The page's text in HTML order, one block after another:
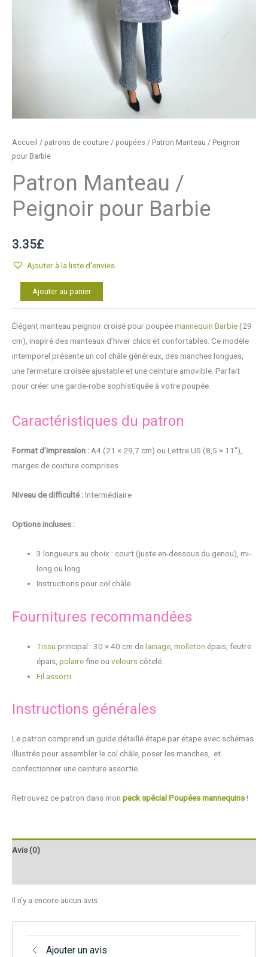
Accueil / patrons de couture / poupées / Patron Manteau / Peignoir
pour Barbie
Patron Manteau /
Peignoir pour Barbie
3.35£
Ajouter à la liste d'envies
quantité
Manteau
Peignoir
Barbie
Ajouter au panier
Élégant manteau peignoir croisé pour poupéemannequin Barbie (29
cm), inspiré des manteaux d’hiver chics et confortables. Ce modèle
intemporel présente un col châle généreux, des manches longues,
une fermeture croisée ajustable et une ceinture amovible. Parfait
pour créer une garde-robe sophistiquée à votre poupée.
Caractéristiques du patron
Format d’impression :A4 (21 × 29,7 cm) ou Lettre US (8,5 × 11″),
marges de couture comprises
Niveau de difficulté :Intermédiaire
Options incluses :
3 longueurs au choix : court (juste en-dessous du genou), mi-
long ou long
Instructions pour col châle
Fournitures recommandées
Tissu principal : 30 × 40 cm delainage ,molleton épais, feutre
épais,polairefine ouvelours côtelé.
Fil assorti
Instructions générales
Le patron comprend un guide détaillé étape par étape avec schémas
illustrés pour assembler le col châle, poser les manches, et
confectionner une ceinture assortie.
Retrouvez ce patron dans mon pack spécial Poupées mannequins!
Avis (0)
Il n’y a encore aucun avis
Ajouter un avis